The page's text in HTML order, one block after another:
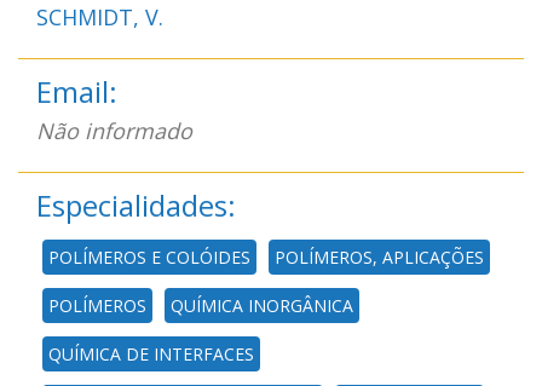
SCHMIDT, V.
Email:
Não informado
Especialidades:
POLÍMEROS E COLÓIDES POLÍMEROS, APLICAÇÕES
POLÍMEROS QUÍMICA INORGÂNICA
QUÍMICA DE INTERFACES